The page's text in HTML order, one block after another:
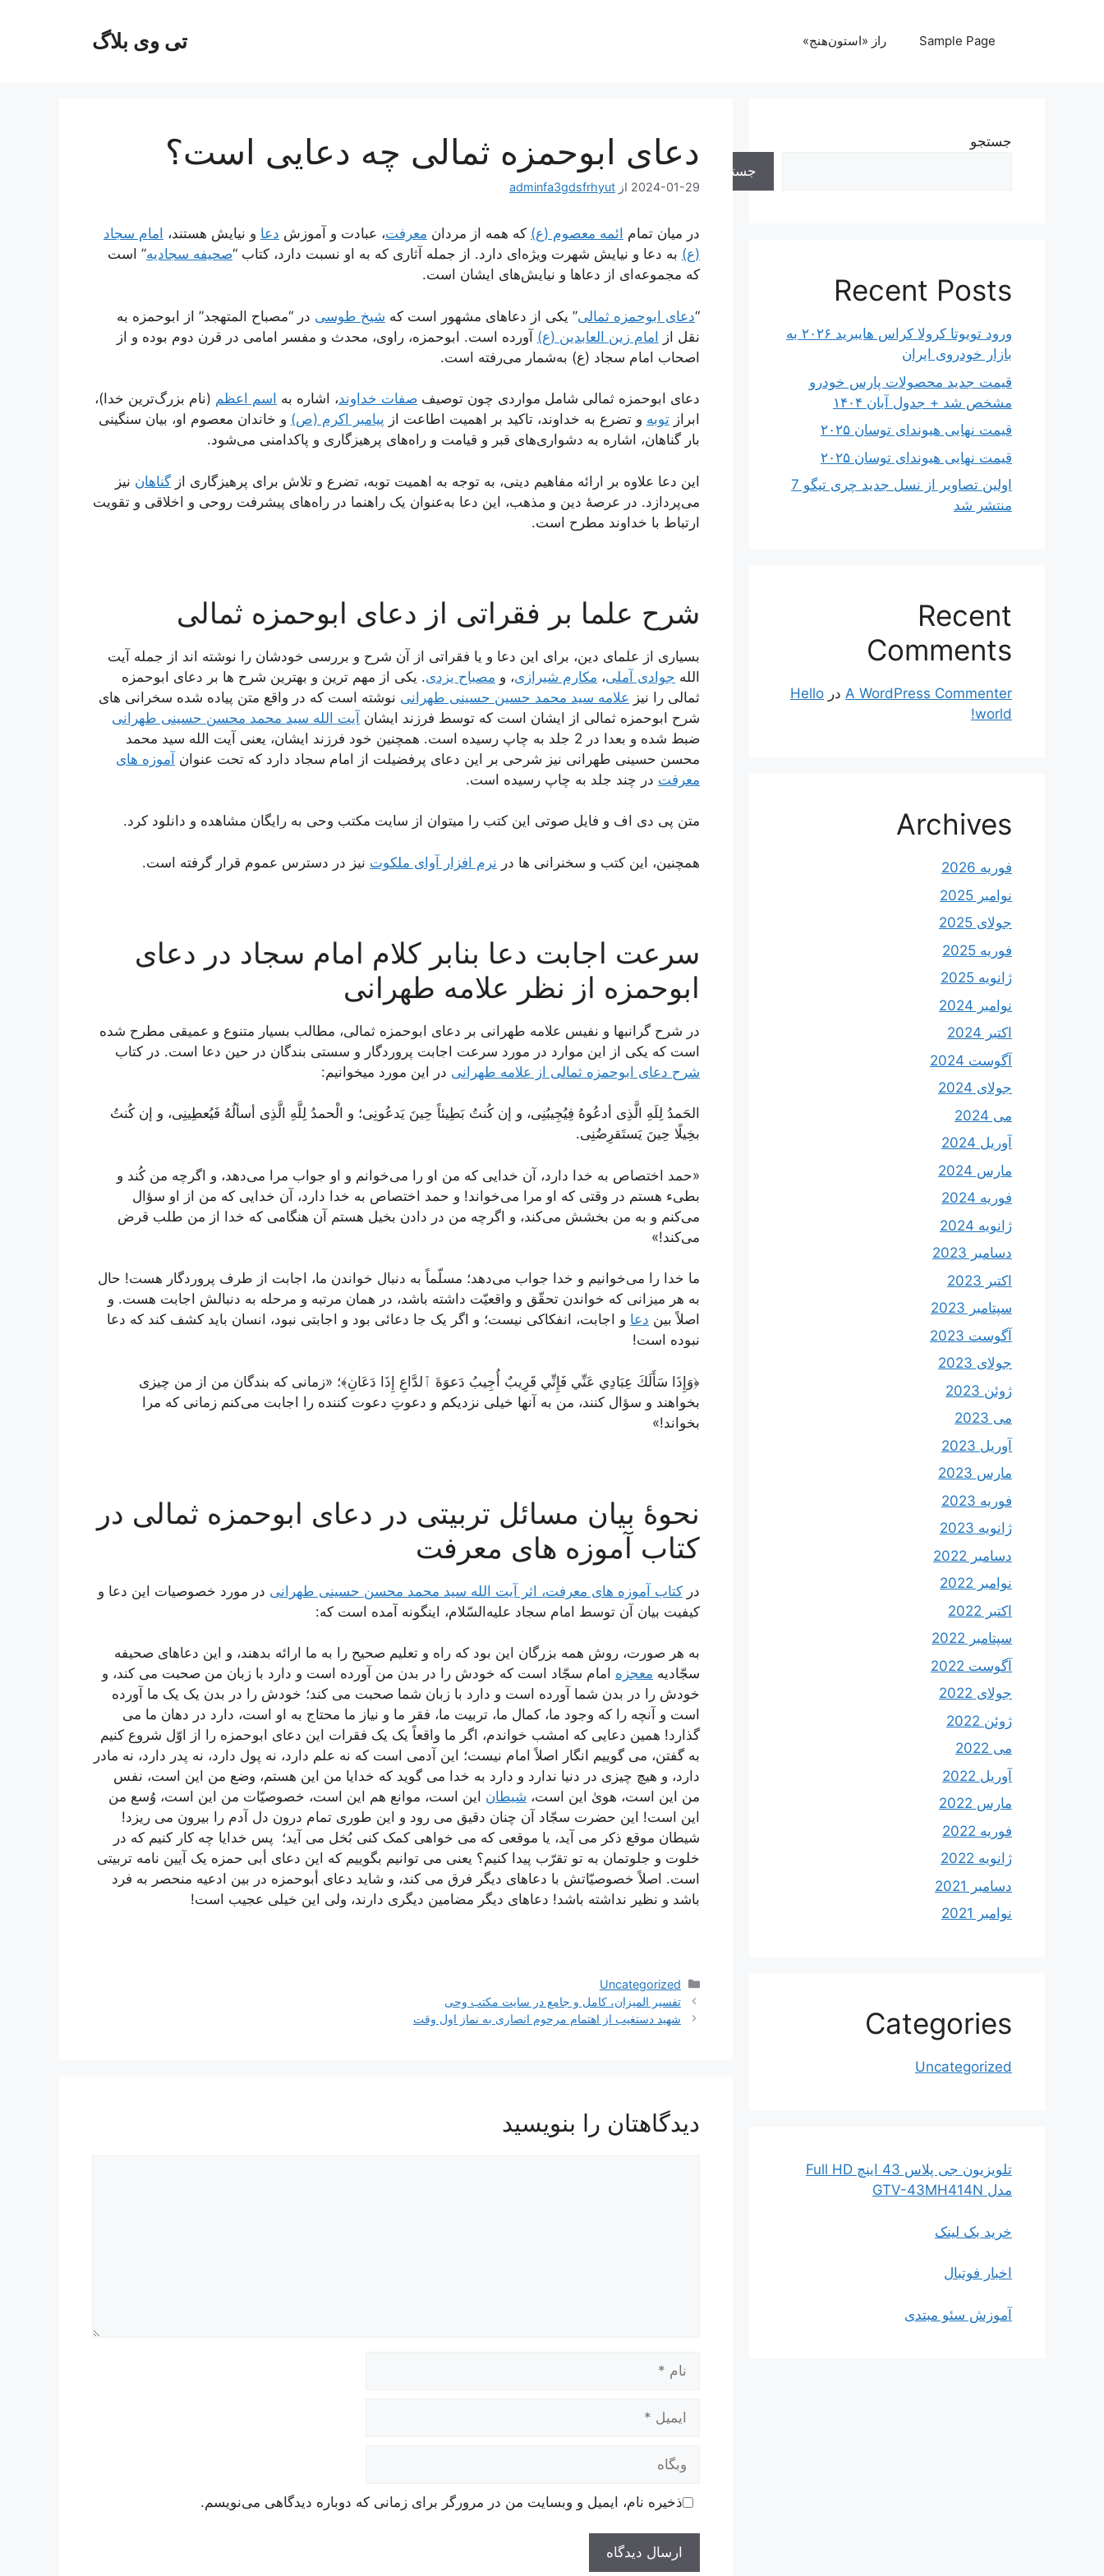
تی وی بلاگ Sample Page راز «استون‌هنج»
دعای ابوحمزه ثمالی چه دعایی است؟
2024-01-29 از adminfa3gdsfrhyut
در میان تمام ائمه معصوم (ع) که همه از مردان معرفت، عبادت و آموزش دعا و نیایش هستند، امام سجاد
(ع) به دعا و نیایش شهرت ویژه‌ای دارد. از جمله آثاری که به او نسبت دارد، کتاب “صحیفه سجادیه” است
که مجموعه‌ای از دعاها و نیایش‌های ایشان است.
“دعای ابوحمزه ثمالی” یکی از دعاهای مشهور است که شیخ طوسی در “مصباح المتهجد” از ابوحمزه به
نقل از امام زین العابدین (ع) آورده است. ابوحمزه، راوی، محدث و مفسر امامی در قرن دوم بوده و از
اصحاب امام سجاد (ع) به‌شمار می‌رفته است.
دعای ابوحمزه ثمالی شامل مواردی چون توصیف صفات خداوند، اشاره به اسم اعظم (نام بزرگ‌ترین خدا)،
ابراز توبه و تضرع به خداوند، تاکید بر اهمیت اطاعت از پیامبر اکرم (ص) و خاندان معصوم او، بیان سنگینی
بار گناهان، اشاره به دشواری‌های قبر و قیامت و راه‌های پرهیزگاری و پاکدامنی می‌شود.
این دعا علاوه بر ارائه مفاهیم دینی، به توجه به اهمیت توبه، تضرع و تلاش برای پرهیزگاری از گناهان نیز
می‌پردازد. در عرصهٔ دین و مذهب، این دعا به‌عنوان یک راهنما در راه‌های پیشرفت روحی و اخلاقی و تقویت
ارتباط با خداوند مطرح است.
شرح علما بر فقراتی از دعای ابوحمزه ثمالی
بسیاری از علمای دین، برای این دعا و یا فقراتی از آن شرح و بررسی خودشان را نوشته اند از جمله آیت
الله جوادی آملی، مکارم شیرازی، و مصباح یزدی. یکی از مهم ترین و بهترین شرح ها بر دعای ابوحمزه
ثمالی را نیز علامه سید محمد حسین حسینی طهرانی نوشته است که در واقع متن پیاده شده سخرانی های
شرح ابوحمزه ثمالی از ایشان است که توسط فرزند ایشان آیت الله سید محمد محسن حسینی طهرانی
ضبط شده و بعدا در 2 جلد به چاپ رسیده است. همچنین خود فرزند ایشان، یعنی آیت الله سید محمد
محسن حسینی طهرانی نیز شرحی بر این دعای پرفضیلت از امام سجاد دارد که تحت عنوان آموزه های
معرفت در چند جلد به چاپ رسیده است.
متن پی دی اف و فایل صوتی این کتب را میتوان از سایت مکتب وحی به رایگان مشاهده و دانلود کرد.
همچنین، این کتب و سخنرانی ها در نرم افزار آوای ملکوت نیز در دسترس عموم قرار گرفته است.
سرعت اجابت دعا بنابر کلام امام سجاد در دعای
ابوحمزه از نظر علامه طهرانی
در شرح گرانبها و نفیس علامه طهرانی بر دعای ابوحمزه ثمالی، مطالب بسیار متنوع و عمیقی مطرح شده
است که یکی از این موارد در مورد سرعت اجابت پروردگار و سستی بندگان در حین دعا است. در کتاب
شرح دعای ابوحمزه ثمالی از علامه طهرانی در این مورد میخوانیم:
الحَمدُ لِلَهِ الَّذِی أدعُوهُ فِیُجِیبُنِی، و إن کُنتُ بَطِیئاً حِینَ یَدعُونِی؛ و الْحمدُ لِلَّهِ الَّذِی أسألُهُ فَیُعطِینِی، و إن کُنتُ
بخِیلًا حِینَ یَستَقرِضُنِی.
«حمد اختصاص به خدا دارد، آن خدایی که من او را می‌خوانم و او جواب مرا می‌دهد، و اگرچه من کُند و
بطیء هستم در وقتی که او مرا می‌خواند! و حمد اختصاص به خدا دارد، آن خدایی که من از او سؤال
می‌کنم و به من بخشش می‌کند، و اگرچه من در دادن بخیل هستم آن هنگامی که خدا از من طلب قرض
می‌کند!»
ما خدا را می‌خوانیم و خدا جواب می‌دهد؛ مسلّماً به دنبال خواندن ما، اجابت از طرف پروردگار هست! حال
به هر میزانی که خواندن تحقّق و واقعیّت داشته باشد، در همان مرتبه و مرحله به دنبالش اجابت هست. و
اصلاً بین دعا و اجابت، انفکاکی نیست؛ و اگر یک جا دعائی بود و اجابتی نبود، انسان باید کشف کند که دعا
نبوده است!
﴿وَإِذَا سَأَلَكَ عِبَادِي عَنِّي فَإِنِّي قَرِيبٌ أُجِيبُ دَعوَةَ ٱلدَّاعِ إِذَا دَعَانِ﴾؛ «زمانی که بندگان من از من چیزی
بخواهند و سؤال کنند، من به آنها خیلی نزدیکم و دعوتِ دعوت کننده را اجابت می‌کنم زمانی که مرا
بخواند!»
نحوۀ بیان مسائل تربیتی در دعای ابوحمزه ثمالی در
کتاب آموزه های معرفت
در کتاب آموزه های معرفت، اثر آیت الله سید محمد محسن حسینی طهرانی در مورد خصوصیات این دعا و
کیفیت بیان آن توسط امام سجاد علیه‌السّلام، اینگونه آمده است که:
به هر صورت، روش همه بزرگان این بود که راه و تعلیم صحیح را به ما ارائه بدهند، و این دعاهای صحیفه
سجّادیه معجزه امام سجّاد است که خودش را در بدن من آورده است و دارد با زبان من صحبت می کند، و
خودش را در بدن شما آورده است و دارد با زبان شما صحبت می کند؛ خودش را در بدن یک یک ما آورده
است و آنچه را که وجود ما، کمال ما، تربیت ما، فقر ما و نیاز ما محتاج به او است، دارد در دهان ما می
گذارد! همین دعایی که امشب خواندم، اگر ما واقعاً یک یک فقرات این دعای ابوحمزه را از اوّل شروع کنیم
به گفتن، می گوییم انگار اصلاً امام نیست؛ این آدمی است که نه علم دارد، نه پول دارد، نه پدر دارد، نه مادر
دارد، و هیچ چیزی در دنیا ندارد و دارد به خدا می گوید که خدایا من این هستم، وضع من این است، نفس
من این است، هویٰ این است، شیطان این است، موانع هم این است، خصوصیّات من این است، وُسع من
این است! این حضرت سجّاد آن چنان دقیق می رود و این طوری تمام درون دل آدم را بیرون می ریزد!
شیطان موقع ذکر می آید، یا موقعی که می خواهی کمک کنی بُخل می آید؛ پس خدایا چه کار کنیم که در
خلوت و جلوتمان به تو تقرّب پیدا کنیم؟ یعنی می توانیم بگوییم که این دعای أبی حمزه یک آیین نامه تربیتی
است. اصلاً خصوصیّاتش با دعاهای دیگر فرق می کند، و شاید دعای أبوحمزه در بین ادعیه منحصر به فرد
باشد و نظیر نداشته باشد! دعاهای دیگر مضامین دیگری دارند، ولی این خیلی عجیب است!
دسته‌ها
Uncategorized
ناوبری
نوشته‌ها
تفسیر المیزان، کامل و جامع در سایت مکتب وحی
شهید دستغیب از اهتمام مرحوم انصاری به نماز اول وقت
دیدگاهتان را بنویسید
وبگاه
ذخیره نام، ایمیل و وبسایت من در مرورگر برای زمانی که دوباره دیدگاهی می‌نویسم.
جستجو
جستجو
Recent Posts
ورود تویوتا کرولا کراس هایبرید ۲۰۲۶ به
بازار خودروی ایران
قیمت جدید محصولات پارس خودرو
مشخص شد + جدول آبان ۱۴۰۴
قیمت نهایی هیوندای توسان ۲۰۲۵
قیمت نهایی هیوندای توسان ۲۰۲۵
اولین تصاویر از نسل جدید چری تیگو 7
منتشر شد
Recent
Comments
A WordPress Commenter در Hello
world!
Archives
فوریه 2026
نوامبر 2025
جولای 2025
فوریه 2025
ژانویه 2025
نوامبر 2024
اکتبر 2024
آگوست 2024
جولای 2024
می 2024
آوریل 2024
مارس 2024
فوریه 2024
ژانویه 2024
دسامبر 2023
اکتبر 2023
سپتامبر 2023
آگوست 2023
جولای 2023
ژوئن 2023
می 2023
آوریل 2023
مارس 2023
فوریه 2023
ژانویه 2023
دسامبر 2022
نوامبر 2022
اکتبر 2022
سپتامبر 2022
آگوست 2022
جولای 2022
ژوئن 2022
می 2022
آوریل 2022
مارس 2022
فوریه 2022
ژانویه 2022
دسامبر 2021
نوامبر 2021
Categories
Uncategorized
تلویزیون جی پلاس 43 اینچ Full HD
مدل GTV-43MH414N
خرید بک لینک
اخبار فوتبال
آموزش سئو مبتدی